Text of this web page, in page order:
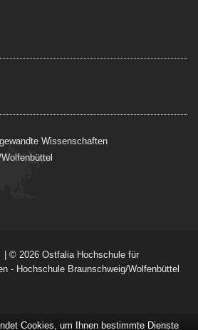
Wissenschaften
| © 2026 Ostfalia Hochschule für
- Hochschule Braunschweig/Wolfenbüttel
Cookies, um Ihnen bestimmte Dienste